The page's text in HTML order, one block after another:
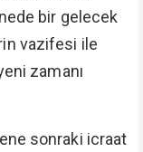
bir gelecek
vazifesi ile
zamanı
sonraki icraat